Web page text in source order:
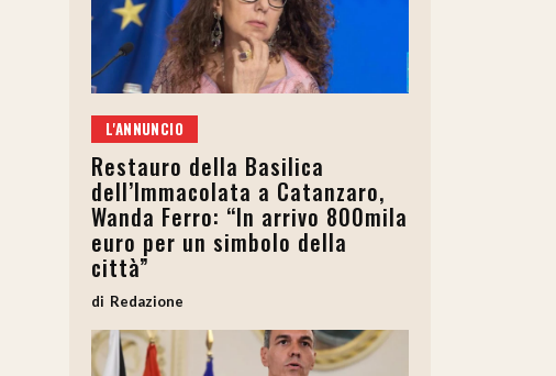
L'ANNUNCIO
Restauro della Basilica
dell’Immacolata a Catanzaro,
Wanda Ferro: “In arrivo 800mila
euro per un simbolo della
città”
Redazione